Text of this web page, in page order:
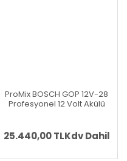
ProMix BOSCH GOP 12V-28
Profesyonel 12 Volt Akülü
12V-26 Profesyonel 12 Volt
Akülü Daire Testere
25.440,00 TLKdv Dahil